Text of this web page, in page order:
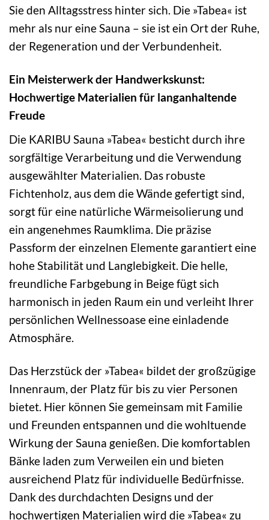
Sie den Alltagsstress hinter sich. Die »Tabea« ist
mehr als nur eine Sauna – sie ist ein Ort der Ruhe,
der Regeneration und der Verbundenheit.
Ein Meisterwerk der Handwerkskunst:
Hochwertige Materialien für langanhaltende
Freude
Die KARIBU Sauna »Tabea« besticht durch ihre
sorgfältige Verarbeitung und die Verwendung
ausgewählter Materialien. Das robuste
Fichtenholz, aus dem die Wände gefertigt sind,
sorgt für eine natürliche Wärmeisolierung und
ein angenehmes Raumklima. Die präzise
Passform der einzelnen Elemente garantiert eine
hohe Stabilität und Langlebigkeit. Die helle,
freundliche Farbgebung in Beige fügt sich
harmonisch in jeden Raum ein und verleiht Ihrer
persönlichen Wellnessoase eine einladende
Atmosphäre.
Das Herzstück der »Tabea« bildet der großzügige
Innenraum, der Platz für bis zu vier Personen
bietet. Hier können Sie gemeinsam mit Familie
und Freunden entspannen und die wohltuende
Wirkung der Sauna genießen. Die komfortablen
Bänke laden zum Verweilen ein und bieten
ausreichend Platz für individuelle Bedürfnisse.
Dank des durchdachten Designs und der
hochwertigen Materialien wird die »Tabea« zu